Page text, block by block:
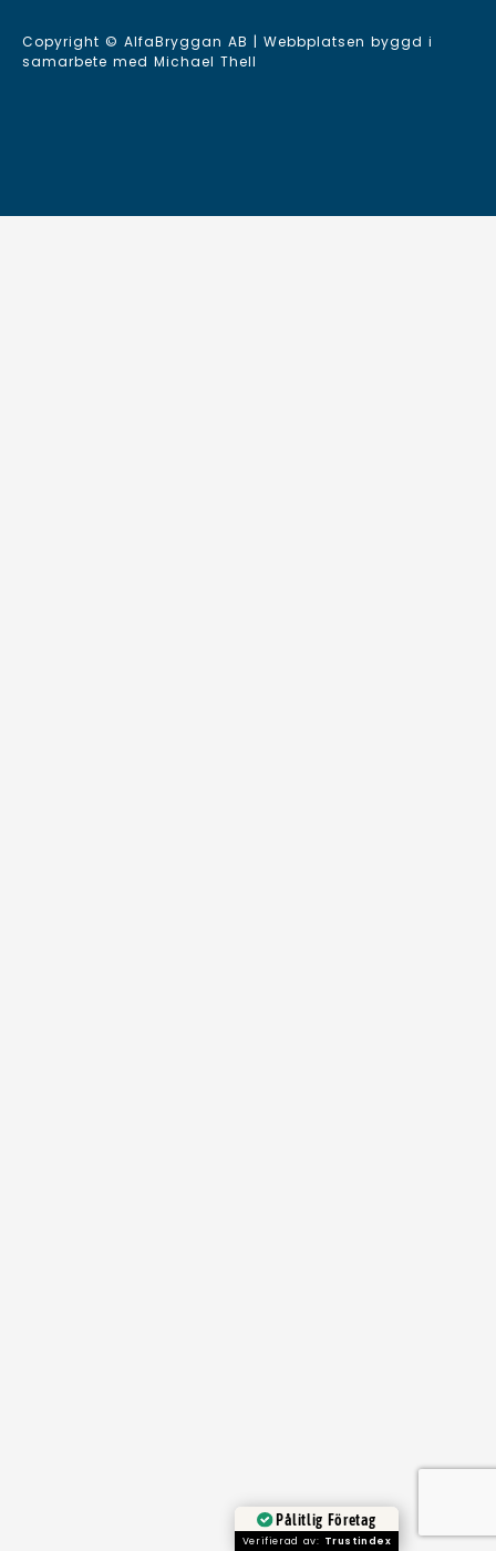
Copyright © AlfaBryggan AB | Webbplatsen byggd i
samarbete med Michael Thell
Pålitlig Företag
Verifierad av: Trustindex